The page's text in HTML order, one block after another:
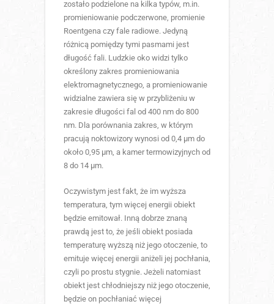
zostało podzielone na kilka typów, m.in.
promieniowanie podczerwone, promienie
Roentgena czy fale radiowe. Jedyną
różnicą pomiędzy tymi pasmami jest
długość fali. Ludzkie oko widzi tylko
określony zakres promieniowania
elektromagnetycznego, a promieniowanie
widzialne zawiera się w przybliżeniu w
zakresie długości fal od 400 nm do 800
nm. Dla porównania zakres, w którym
pracują noktowizory wynosi od 0,4 µm do
około 0,95 µm, a kamer termowizyjnych od
8 do 14 µm.
Oczywistym jest fakt, że im wyższa
temperatura, tym więcej energii obiekt
będzie emitował. Inną dobrze znaną
prawdą jest to, że jeśli obiekt posiada
temperaturę wyższą niż jego otoczenie, to
emituje więcej energii aniżeli jej pochłania,
czyli po prostu stygnie. Jeżeli natomiast
obiekt jest chłodniejszy niż jego otoczenie,
będzie on pochłaniać więcej